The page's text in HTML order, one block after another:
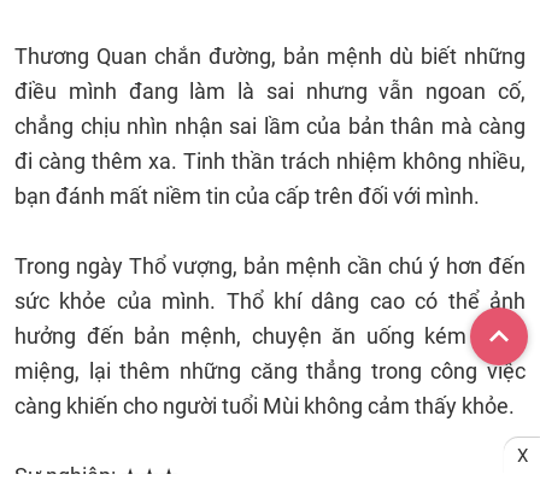
Thương Quan chắn đường, bản mệnh dù biết những
điều mình đang làm là sai nhưng vẫn ngoan cố,
chẳng chịu nhìn nhận sai lầm của bản thân mà càng
đi càng thêm xa. Tinh thần trách nhiệm không nhiều,
bạn đánh mất niềm tin của cấp trên đối với mình.
Trong ngày Thổ vượng, bản mệnh cần chú ý hơn đến
sức khỏe của mình. Thổ khí dâng cao có thể ảnh
hưởng đến bản mệnh, chuyện ăn uống kém ngon
miệng, lại thêm những căng thẳng trong công việc
càng khiến cho người tuổi Mùi không cảm thấy khỏe.
Sự nghiệp: ★★★
X